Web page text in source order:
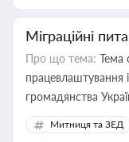
Міграційні
Про що тема: Тема
працевлаштування
громадянства
Митниця та ЗЕД